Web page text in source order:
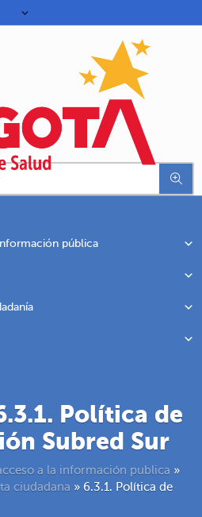
pública
Política de
Subred Sur
a la información publica »
ciudadana » 6.3.1. Política de